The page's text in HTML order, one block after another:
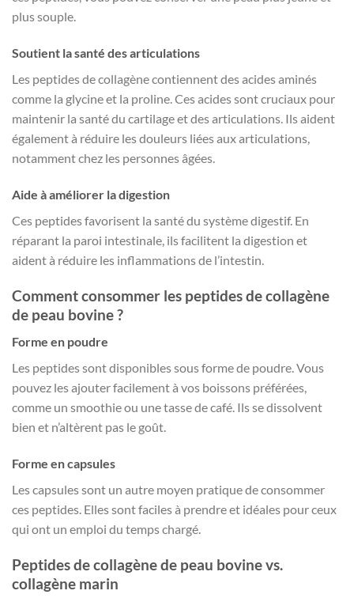
plus souple.
Soutient la santé des articulations
Les peptides de collagène contiennent des acides aminés
comme la glycine et la proline. Ces acides sont cruciaux pour
maintenir la santé du cartilage et des articulations. Ils aident
également à réduire les douleurs liées aux articulations,
notamment chez les personnes âgées.
Aide à améliorer la digestion
Ces peptides favorisent la santé du système digestif. En
réparant la paroi intestinale, ils facilitent la digestion et
aident à réduire les inflammations de l’intestin.
Comment consommer les peptides de collagène
de peau bovine ?
Forme en poudre
Les peptides sont disponibles sous forme de poudre. Vous
pouvez les ajouter facilement à vos boissons préférées,
comme un smoothie ou une tasse de café. Ils se dissolvent
bien et n’altèrent pas le goût.
Forme en capsules
Les capsules sont un autre moyen pratique de consommer
ces peptides. Elles sont faciles à prendre et idéales pour ceux
qui ont un emploi du temps chargé.
Peptides de collagène de peau bovine vs.
collagène marin